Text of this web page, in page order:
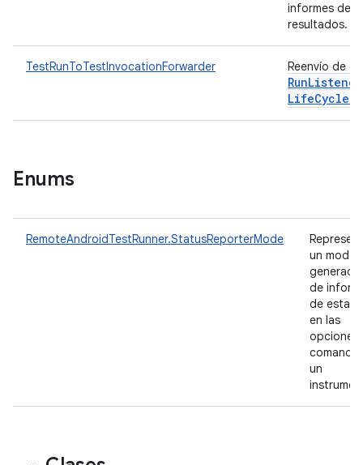
informes de
resultados.
TestRunToTestInvocationForwarder Reenvío de
RunListener
LifeCycle
Enums
RemoteAndroidTestRunner.StatusReporterMode
un modo
de
de
en las
opciones
comando
un